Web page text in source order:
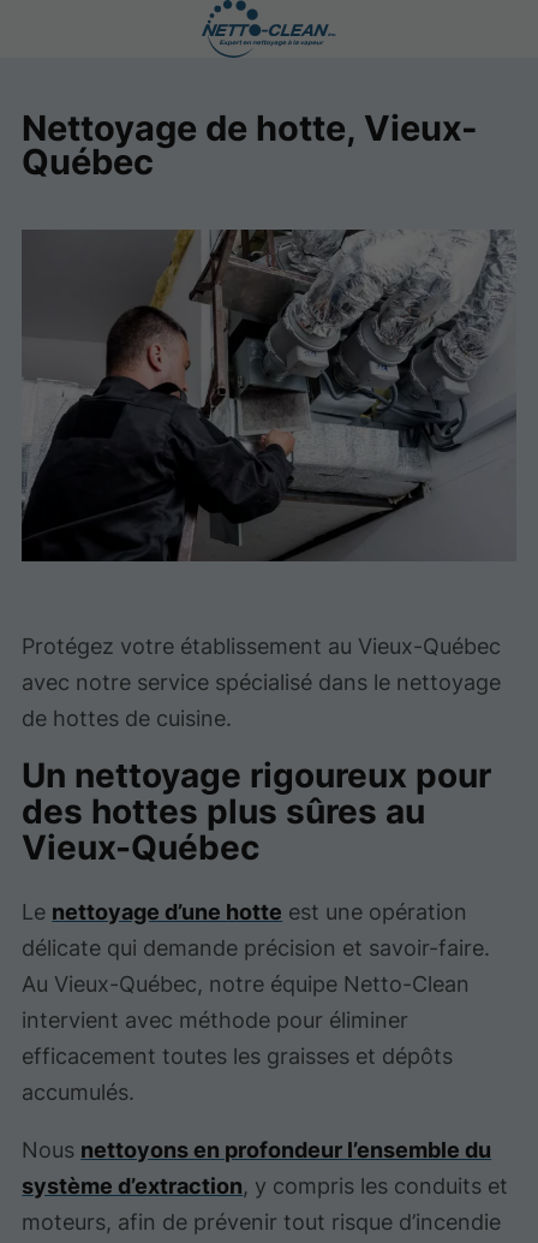
Nettoyage de hotte, Vieux-
Québec
Protégez votre établissement au Vieux-Québec
avec notre service spécialisé dans le nettoyage
de hottes de cuisine.
Un nettoyage rigoureux pour
des hottes plus sûres au
Vieux-Québec
Le nettoyage d’une hotte est une opération
délicate qui demande précision et savoir-faire.
Au Vieux-Québec, notre équipe Netto-Clean
intervient avec méthode pour éliminer
efficacement toutes les graisses et dépôts
accumulés.
Nous nettoyons en profondeur l’ensemble du
système d’extraction, y compris les conduits et
moteurs, afin de prévenir tout risque d’incendie